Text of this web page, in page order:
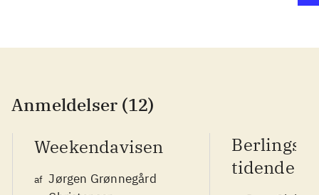
Anmeldelser (12)
Weekendavisen
af Jørgen Grønnegård
tidende